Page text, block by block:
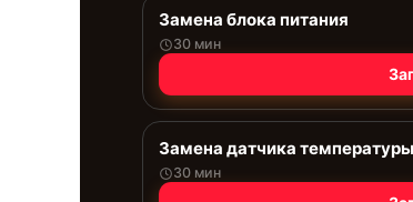
Замена блока питания
30 мин
Замена датчика температуры
30 мин